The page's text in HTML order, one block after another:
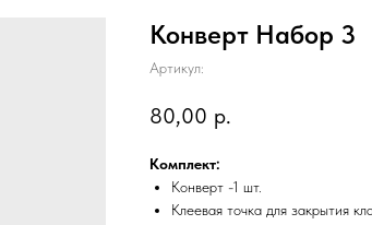
Конверт Набор 3
Артикул:
80,00 р.
Комплект:
Конверт -1 шт.
Клеевая точка для закрытия